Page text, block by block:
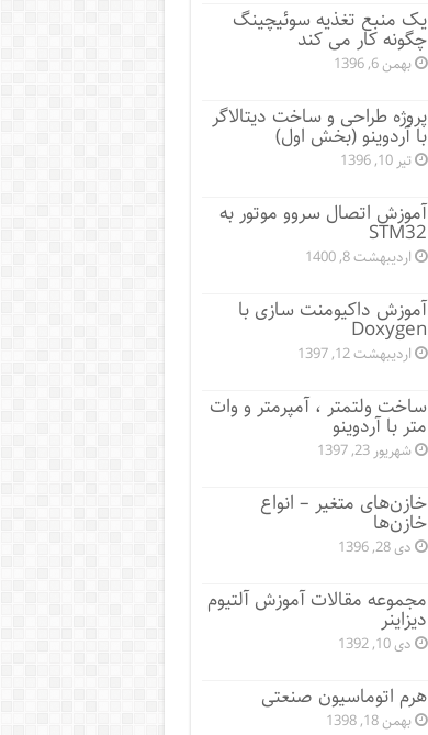
یک منبع تغذیه سوئیچینگ
چگونه کار می کند
بهمن 6, 1396
پروژه طراحی و ساخت دیتالاگر
با آردوینو (بخش اول)
تیر 10, 1396
آموزش اتصال سروو موتور به
STM32
اردیبهشت 8, 1400
آموزش داکیومنت سازی با
Doxygen
اردیبهشت 12, 1397
ساخت ولتمتر ، آمپرمتر و وات
متر با آردوینو
شهریور 23, 1397
خازن‌های متغیر – انواع
خازن‌ها
دی 28, 1396
مجموعه مقالات آموزش آلتیوم
دیزاینر
دی 10, 1392
هرم اتوماسیون صنعتی
بهمن 18, 1398